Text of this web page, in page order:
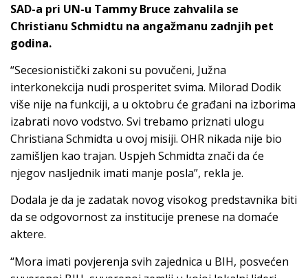
SAD-a pri UN-u Tammy Bruce zahvalila se
Christianu Schmidtu na angažmanu zadnjih pet
godina.
“Secesionistički zakoni su povučeni, Južna
interkonekcija nudi prosperitet svima. Milorad Dodik
više nije na funkciji, a u oktobru će građani na izborima
izabrati novo vodstvo. Svi trebamo priznati ulogu
Christiana Schmidta u ovoj misiji. OHR nikada nije bio
zamišljen kao trajan. Uspjeh Schmidta znači da će
njegov nasljednik imati manje posla”, rekla je.
Dodala je da je zadatak novog visokog predstavnika biti
da se odgovornost za institucije prenese na domaće
aktere.
“Mora imati povjerenja svih zajednica u BIH, posvećen